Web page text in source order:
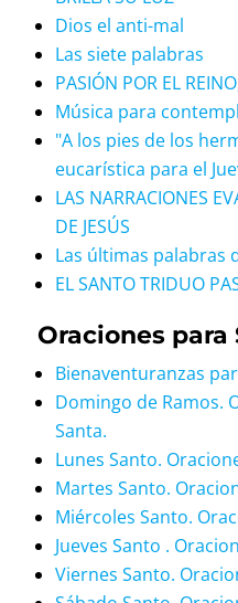
Dios el anti-mal
Las siete palabras
PASIÓN POR EL
Música para
"A los pies de los
eucarística para el
LAS NARRACIONES
DE JESÚS
Las últimas palabras
EL SANTO TRIDUO
Oraciones para
Bienaventuranzas
Domingo de Ramos.
Santa.
Lunes Santo.
Martes Santo.
Miércoles Santo.
Jueves Santo .
Viernes Santo.